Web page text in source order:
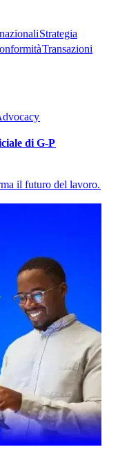
Strategia
Transazioni
di G-P​​
il futuro del lavoro.​​